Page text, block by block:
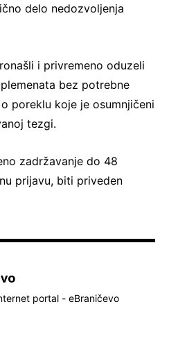
delo nedozvoljenja
i privremeno oduzeli
bez potrebne
poreklu koje je osumnjičeni
tezgi.
zadržavanje do 48
prijavu, biti priveden
portal - eBraničevo